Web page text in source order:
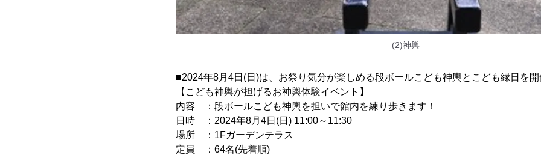
(2)神輿
■2024年8月4日(日)は、お祭り気分が楽しめる段ボールこども神輿とこども縁日を開
【こども神輿が担げるお神輿体験イベント】
内容 ：段ボールこども神輿を担いで館内を練り歩きます！
日時 ：2024年8月4日(日) 11:00～11:30
場所 ：1Fガーデンテラス
定員 ：64名(先着順)